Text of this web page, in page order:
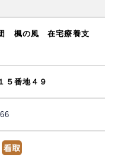
楓の風 在宅療養支
５番地４９